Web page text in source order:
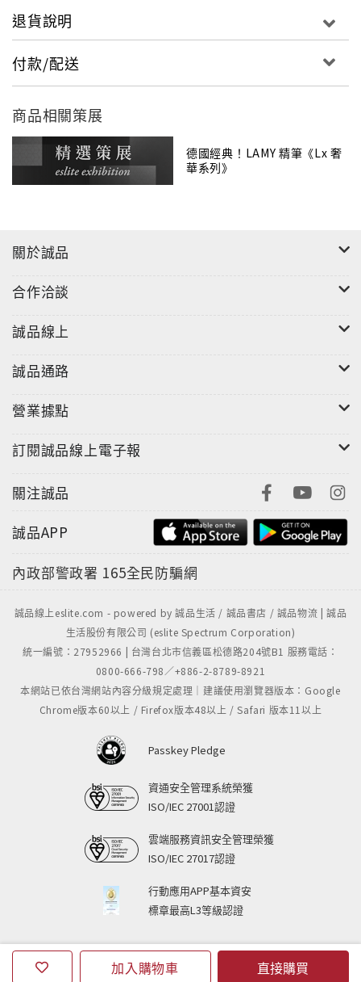
加入購物車 直接購買
LAMY Lx 奢華系列
最經典優雅的現代生活態度…
以輕盈的鋁合金製成，並採用陽極氧化技術製成使金屬
外觀呈現優雅美學，
筆蓋頂端採用細緻的切割技術呈現寶石般的光澤，
浪漫的玫瑰金、溫暖的閃耀金、冷冽的太空灰、高雅的
珍珠光、以及奢華的栗子棕，
大膽採用頂級筆款才施加的PVD真空電鍍技術，
耐刮堅韌的質地讓迷人的色彩永久留存，
搭配上獨特的黑色筆尖，展露大人的成熟魅力。
隨附極簡包浩斯風格的專屬高質感鋁金屬筆盒，
精緻的包裝筆盒設計呈現最理想的禮物典範。
退貨說明
付款/配送
商品相關策展
德國經典！LAMY 精筆《Lx 奢
華系列》
關於誠品
合作洽談
誠品線上
誠品通路
營業據點
訂閱誠品線上電子報
關注誠品
誠品APP
內政部警政署 165全民防騙網
誠品線上eslite.com - powered by 誠品生活 / 誠品書店 / 誠品物流 | 誠品
生活股份有限公司 (eslite Spectrum Corporation)
統一編號：27952966 | 台灣台北市信義區松德路204號B1 服務電話：
0800-666-798／+886-2-8789-8921
本網站已依台灣網站內容分級規定處理｜建議使用瀏覽器版本：Google
Chrome版本60以上 / Firefox版本48以上 / Safari 版本11以上
Passkey Pledge
資通安全管理系統榮獲
ISO/IEC 27001認證
雲端服務資訊安全管理榮獲
ISO/IEC 27017認證
行動應用APP基本資安
標章最高L3等級認證